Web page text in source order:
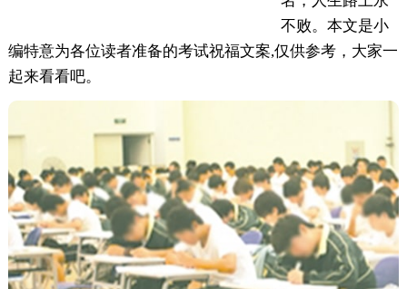
不败。本文是小
编特意为各位读者准备的考试祝福文案,仅供参考，大家一
起来看看吧。